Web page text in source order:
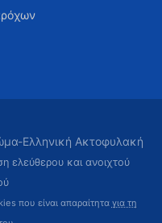
Ελληνική Ακτοφυλακή
ελεύθερου και ανοιχτού
που είναι απαραίτητα για τη